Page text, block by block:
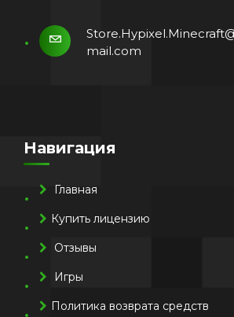
mail.com
Навигация
Главная
Купить лицензию
Отзывы
Игры
Политика возврата средств